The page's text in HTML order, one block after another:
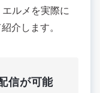
ルメを実際に
介します。
信が可能